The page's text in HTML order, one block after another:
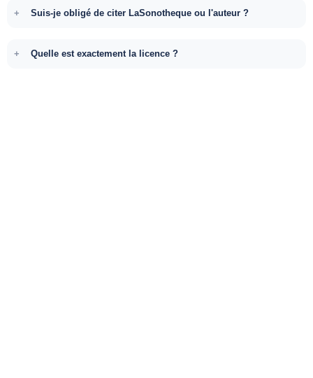
Suis-je obligé de citer LaSonotheque ou l'auteur ?
Quelle est exactement la licence ?